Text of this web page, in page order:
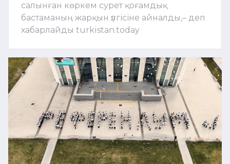
салынған көркем сурет қоғамдық
бастаманың жарқын үлгісіне айналды,– деп
хабарлайды turkistan.today